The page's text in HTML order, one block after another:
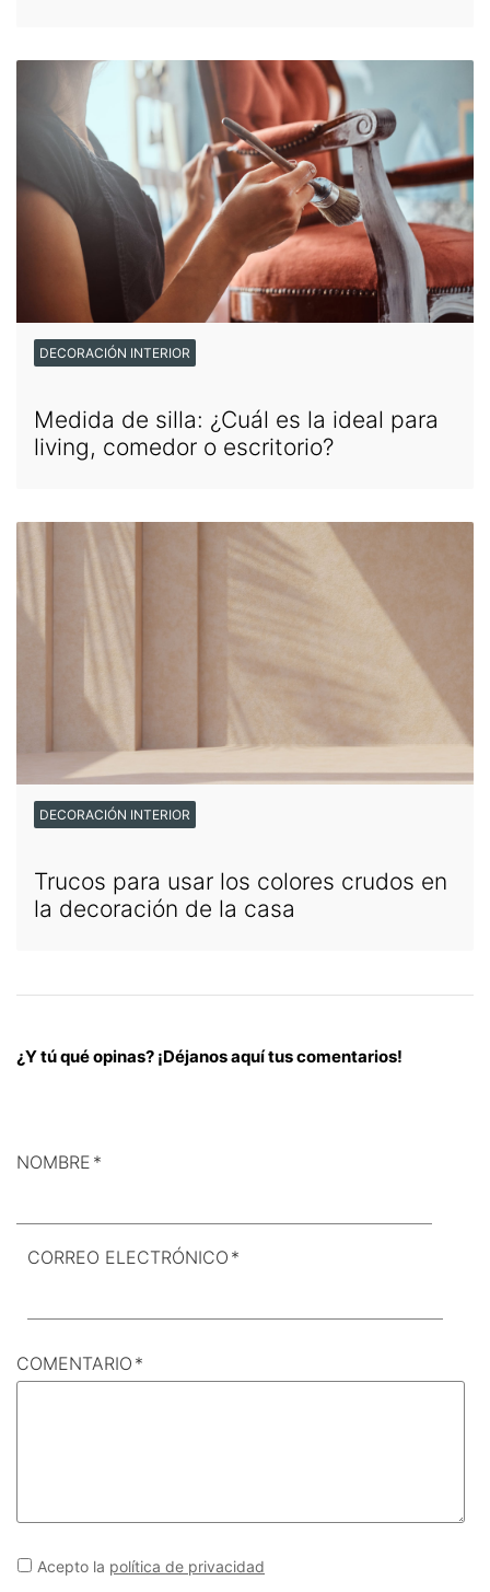
DECORACIÓN INTERIOR
Medida de silla: ¿Cuál es la ideal para
living, comedor o escritorio?
DECORACIÓN INTERIOR
Trucos para usar los colores crudos en
la decoración de la casa
¿Y tú qué opinas? ¡Déjanos aquí tus comentarios!
NOMBRE *
CORREO ELECTRÓNICO *
COMENTARIO *
Acepto la política de privacidad